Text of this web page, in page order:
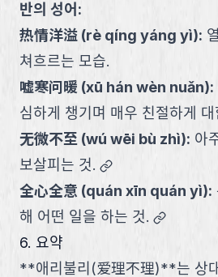
반의 성어:
热情洋溢 (rè qíng yáng yì):
쳐흐르는 모습.
嘘寒问暖 (xū hán wèn nuǎn):
심하게 챙기며 매우 친절하게 대
无微不至 (wú wēi bù zhì): 아
보살피는 것.
link
全心全意 (quán xīn quán yì):
해 어떤 일을 하는 것.
link
6. 요약
**애리불리(爱理不理)**는 상